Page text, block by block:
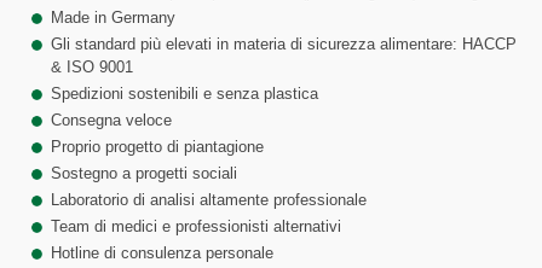
Made in Germany
Gli standard più elevati in materia di sicurezza alimentare: HACCP
& ISO 9001
Spedizioni sostenibili e senza plastica
Consegna veloce
Proprio progetto di piantagione
Sostegno a progetti sociali
Laboratorio di analisi altamente professionale
Team di medici e professionisti alternativi
Hotline di consulenza personale